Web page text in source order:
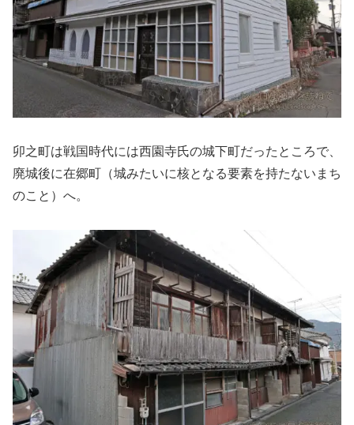
卯之町は戦国時代には西園寺氏の城下町だったところで、
廃城後に在郷町（城みたいに核となる要素を持たないまち
のこと）へ。